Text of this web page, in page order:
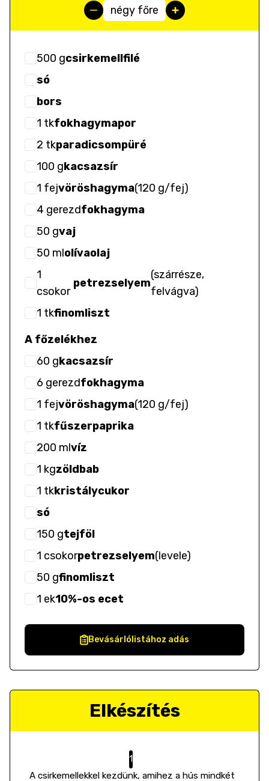
négy főre
500 gcsirkemellfilé
só
bors
1 tkfokhagymapor
2 tkparadicsompüré
100 gkacsazsír
1 fejvöröshagyma(120 g/fej)
4 gerezdfokhagyma
50 gvaj
50 mlolívaolaj
1
csokor
petrezselyem
(szárrésze,
felvágva)
1 tkfinomliszt
A főzelékhez
60 gkacsazsír
6 gerezdfokhagyma
1 fejvöröshagyma(120 g/fej)
1 tkfűszerpaprika
200 mlvíz
1 kgzöldbab
1 tkkristálycukor
só
150 gtejföl
1 csokorpetrezselyem(levele)
50 gfinomliszt
1 ek10%-os ecet
Bevásárlólistához adás
Elkészítés
A csirkemellekkel kezdünk, amihez a hús mindkét